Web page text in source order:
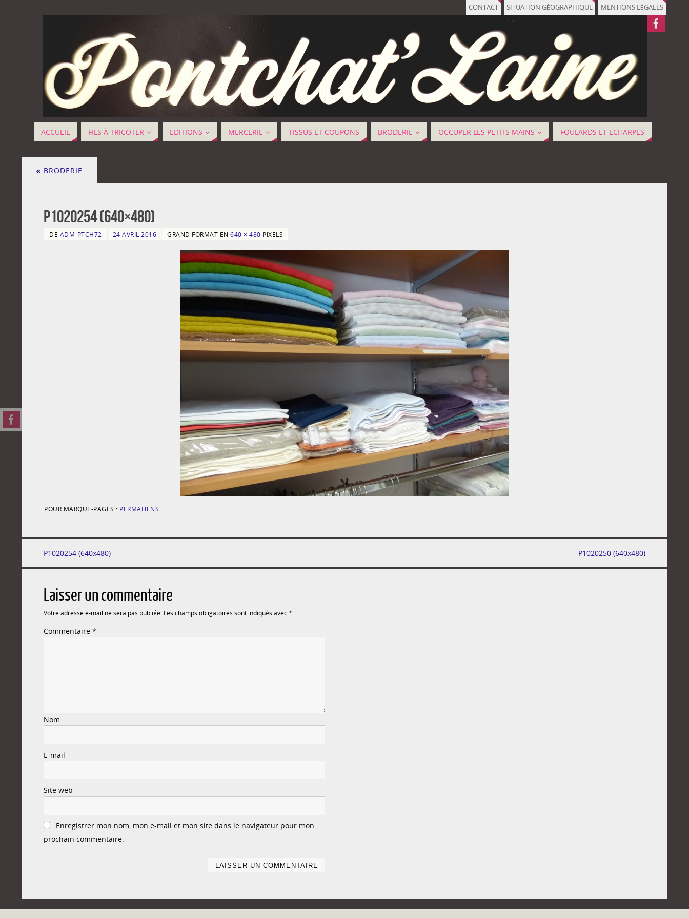
CONTACT SITUATION GÉOGRAPHIQUE MENTIONS LÉGALES
ACCUEIL FILS À TRICOTER EDITIONS MERCERIE TISSUS ET COUPONS BRODERIE OCCUPER LES PETITS MAINS FOULARDS ET ECHARPES
« BRODERIE
P1020254 (640×480)
DE ADM-PTCH72 24 AVRIL 2016 GRAND FORMAT EN 640 × 480 PIXELS
POUR MARQUE-PAGES : PERMALIENS
P1020254 (640x480) P1020250 (640x480)
Laisser un commentaire
Votre adresse e-mail ne sera pas publiée. Les champs obligatoires sont indiqués avec*
Commentaire *
Nom
E-mail
Site web
Enregistrer mon nom, mon e-mail et mon site dans le navigateur pour mon
prochain commentaire.